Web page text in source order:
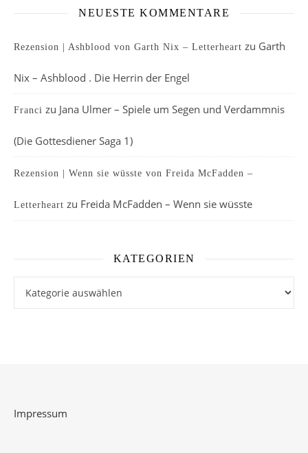
NEUESTE KOMMENTARE
Rezension | Ashblood von Garth Nix – Letterheart zu Garth
Nix – Ashblood . Die Herrin der Engel
Franci zu Jana Ulmer – Spiele um Segen und Verdammnis
(Die Gottesdiener Saga 1)
Rezension | Wenn sie wüsste von Freida McFadden –
Letterheart zu Freida McFadden – Wenn sie wüsste
KATEGORIEN
Impressum